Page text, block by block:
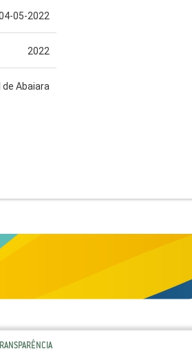
05-2022
2022
Abaiara